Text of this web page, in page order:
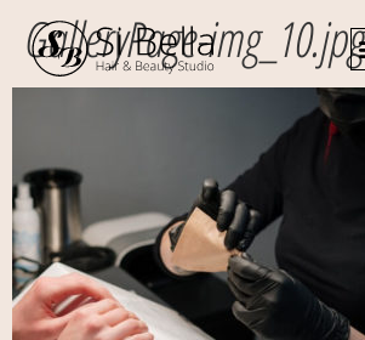
GalleryPage-img_10.jpg